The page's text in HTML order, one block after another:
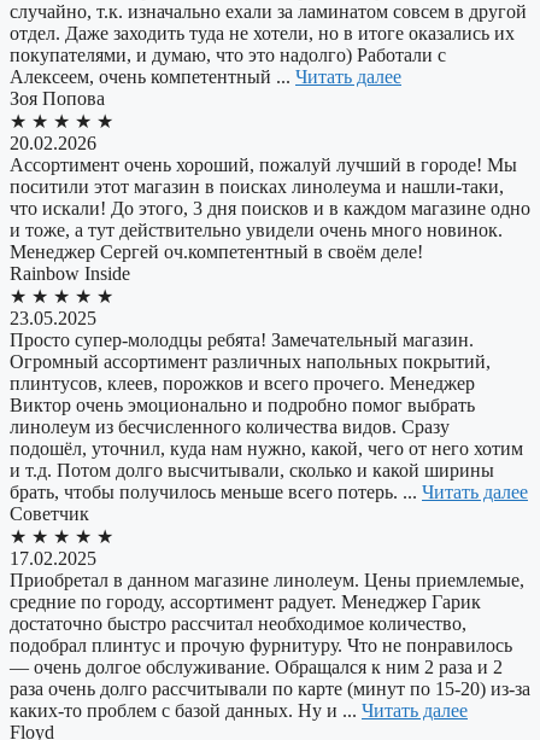
случайно, т.к. изначально ехали за ламинатом совсем в другой
отдел. Даже заходить туда не хотели, но в итоге оказались их
покупателями, и думаю, что это надолго) Работали с
Алексеем, очень компетентный ... Читать далее
Зоя Попова
★ ★ ★ ★ ★
20.02.2026
Ассортимент очень хороший, пожалуй лучший в городе! Мы
поситили этот магазин в поисках линолеума и нашли-таки,
что искали! До этого, 3 дня поисков и в каждом магазине одно
и тоже, а тут действительно увидели очень много новинок.
Менеджер Сергей оч.компетентный в своём деле!
Rainbow Inside
★ ★ ★ ★ ★
23.05.2025
Просто супер-молодцы ребята! Замечательный магазин.
Огромный ассортимент различных напольных покрытий,
плинтусов, клеев, порожков и всего прочего. Менеджер
Виктор очень эмоционально и подробно помог выбрать
линолеум из бесчисленного количества видов. Сразу
подошёл, уточнил, куда нам нужно, какой, чего от него хотим
и т.д. Потом долго высчитывали, сколько и какой ширины
брать, чтобы получилось меньше всего потерь. ... Читать далее
Советчик
★ ★ ★ ★ ★
17.02.2025
Приобретал в данном магазине линолеум. Цены приемлемые,
средние по городу, ассортимент радует. Менеджер Гарик
достаточно быстро рассчитал необходимое количество,
подобрал плинтус и прочую фурнитуру. Что не понравилось
— очень долгое обслуживание. Обращался к ним 2 раза и 2
раза очень долго рассчитывали по карте (минут по 15-20) из-за
каких-то проблем с базой данных. Ну и ... Читать далее
Floyd